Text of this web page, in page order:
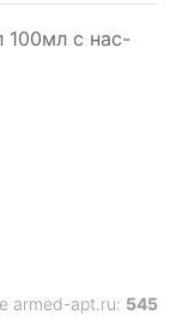
с нас-
armed-apt.ru: 545